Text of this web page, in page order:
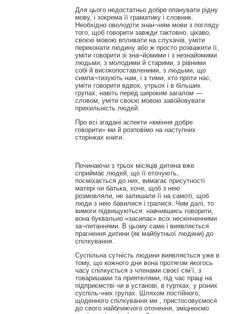
Для цього недостатньо добре опанувати рідну
мову, і зокрема її граматику і словник.
Необхідно оволодіти знан¬ням мови з погляду
того, щоб говорити завжди тактовно, цікаво,
своєю мовою впливати на слухачів, уміти
переконати людину або ж просто розважити її,
уміти говорити зі зна¬йомими і з незнайомими
людьми, з молодими й старими, з рівними
собі й високопоставленими, з людьми, що
симпа¬тизують нам, і з тими, хто проти нас,
уміти говорити вдвох, утрьох і в більших
групах, навіть перед широким загалом —
словом, уміти своєю мовою завойовувати
прихильність людей.
Про всі згадані аспекти «вміння добре
говорити» ми й розповімо на наступних
сторінках книги.
Починаючи з трьох місяців дитина вже
сприймає людей, що її оточують,
посміхається до них, вимагає присутності
матері чи батька, хоче, щоб з нею
розмовляли, не залишали її на самоті, щоб
люди з нею бавилися і гралися. Чим далі, то
вимоги підвищуються: навчившись говорити,
вона буквально «засипає» всіх нескінченними
за¬питаннями. В цьому саме і виявляється
прагнення дитини (як майбутньої людини) до
спілкування.
Суспільна сутність людини виявляється уже в
тому, що кожного дня вона протягом якогось
часу спілкується з членами своєї сім’ї, з
товаришами та приятелями, під час праці на
підприємстві чи в установі, в гуртках, у різних
суспіль¬них групах. Шляхом постійного,
щоденного спілкування ми , пристосовуємося
до свого найближчого оточення, зміцнюємо